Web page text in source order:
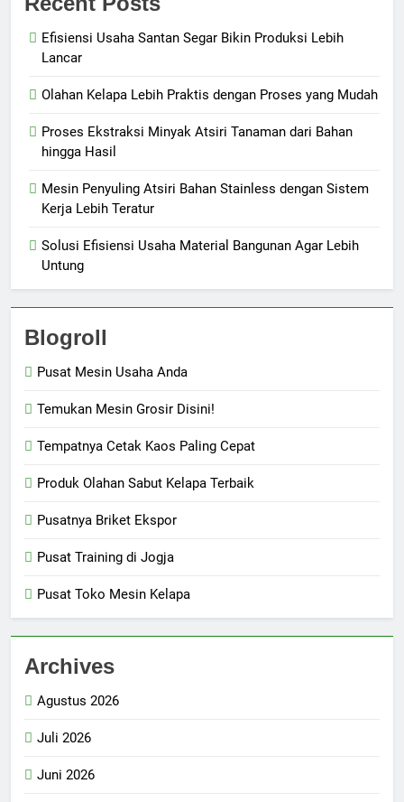
Efisiensi Usaha Santan Segar Bikin Produksi Lebih
Lancar
Olahan Kelapa Lebih Praktis dengan Proses yang Mudah
Proses Ekstraksi Minyak Atsiri Tanaman dari Bahan
hingga Hasil
Mesin Penyuling Atsiri Bahan Stainless dengan Sistem
Kerja Lebih Teratur
Solusi Efisiensi Usaha Material Bangunan Agar Lebih
Untung
Blogroll
Pusat Mesin Usaha Anda
Temukan Mesin Grosir Disini!
Tempatnya Cetak Kaos Paling Cepat
Produk Olahan Sabut Kelapa Terbaik
Pusatnya Briket Ekspor
Pusat Training di Jogja
Pusat Toko Mesin Kelapa
Archives
Agustus 2026
Juli 2026
Juni 2026